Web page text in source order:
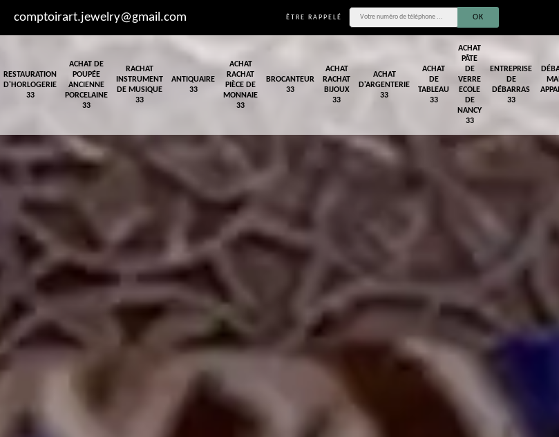
comptoirart.jewelry@gmail.com ÊTRE RAPPELÉ
RESTAURATION
D'HORLOGERIE
33
ACHAT DE
POUPÉE
ANCIENNE
PORCELAINE
33
RACHAT
INSTRUMENT
DE MUSIQUE
33
ANTIQUAIRE
33
ACHAT
RACHAT
PIÈCE DE
MONNAIE
33
BROCANTEUR
33
ACHAT
RACHAT
BIJOUX
33
ACHAT
D'ARGENTERIE
33
ACHAT
DE
TABLEAU
33
ACHAT
PÂTE
DE
VERRE
ECOLE
DE
NANCY
33
ENTREPRISE
DE
DÉBARRAS
33